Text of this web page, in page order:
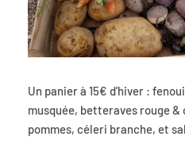
Un panier à 15€ d’hiver :
musquée, betteraves rouge
pommes, céleri branche, et